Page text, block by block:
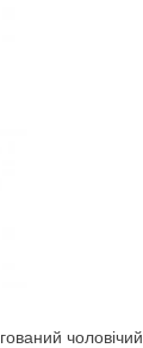
чоловічий